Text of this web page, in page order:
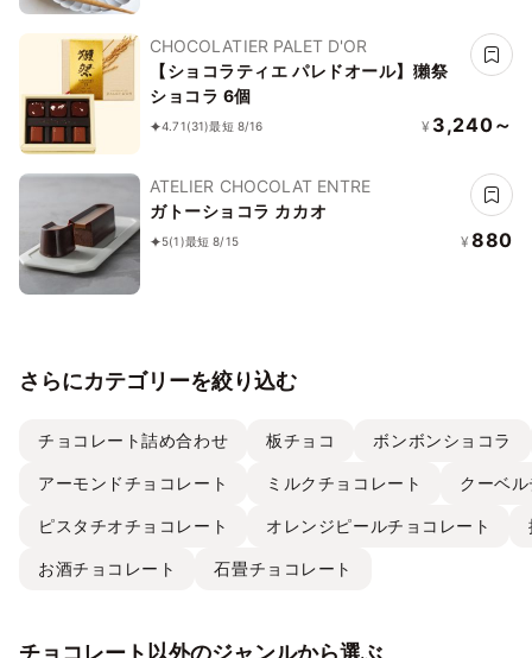
CHOCOLATIER PALET D'OR
【ショコラティエ パレドオール】獺祭
ショコラ 6個
4.71(31)最短 8/16 ¥ 3,240～
ATELIER CHOCOLAT ENTRE
ガトーショコラ カカオ
5(1)最短 8/15 ¥ 880
さらにカテゴリーを絞り込む
チョコレート詰め合わせ 板チョコ ボンボンショコラ
アーモンドチョコレート ミルクチョコレート クーベ
ピスタチオチョコレート オレンジピールチョコレート
お酒チョコレート 石畳チョコレート
チョコレート以外のジャンルから選ぶ